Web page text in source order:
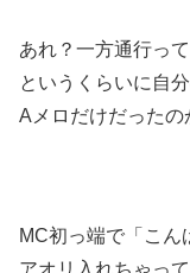
あれ？一方通行っ
というくらいに自
Aメロだけだったの
MC初っ端で「こん
アオリ入れちゃって